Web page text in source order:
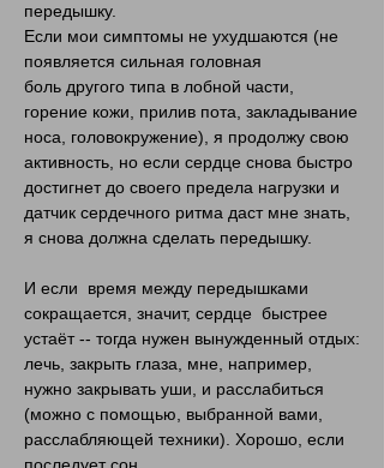
передышку.
Если мои симптомы не ухудшаются (не
появляется сильная головная
боль другого типа в лобной части,
горение кожи, прилив пота, закладывание
носа, головокружение), я продолжу свою
активность, но если сердце снова быстро
достигнет до своего предела нагрузки и
датчик сердечного ритма даст мне знать,
я снова должна сделать передышку.
И если время между передышками
сокращается, значит, сердце быстрее
устаёт -- тогда нужен вынужденный отдых:
лечь, закрыть глаза, мне, например,
нужно закрывать уши, и расслабиться
(можно с помощью, выбранной вами,
расслабляющей техники). Хорошо, если